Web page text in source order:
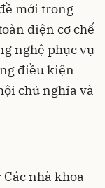
mới trong
diện cơ chế
nghệ phục vụ
điều kiện
chủ nghĩa và
Các nhà khoa